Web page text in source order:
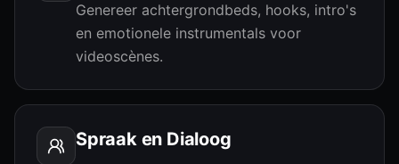
Genereer achtergrondbeds, hooks, intro's
en emotionele instrumentals voor
videoscènes.
Spraak en Dialoog